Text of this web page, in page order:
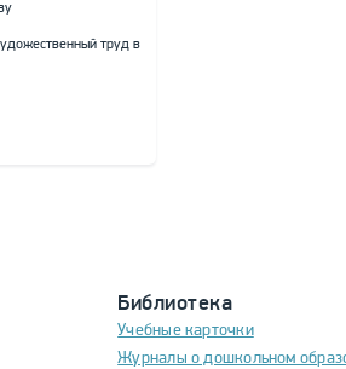
труд в
Библиотека
Учебные карточки
Журналы о дошкольном